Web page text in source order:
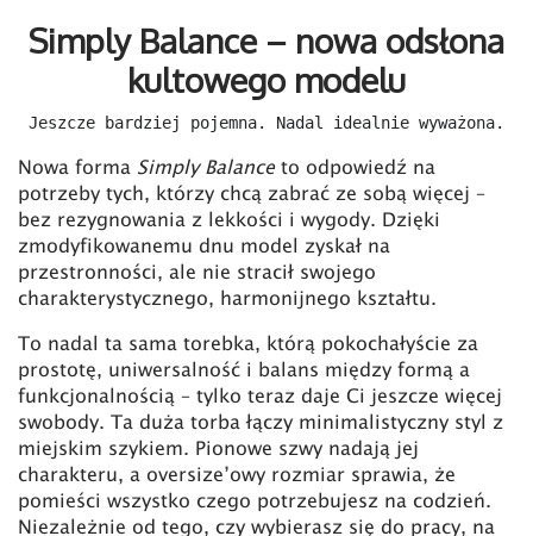
Simply Balance – nowa odsłona
kultowego modelu
Jeszcze bardziej pojemna. Nadal idealnie wyważona.
Nowa forma Simply Balance to odpowiedź na
potrzeby tych, którzy chcą zabrać ze sobą więcej –
bez rezygnowania z lekkości i wygody. Dzięki
zmodyfikowanemu dnu model zyskał na
przestronności, ale nie stracił swojego
charakterystycznego, harmonijnego kształtu.
To nadal ta sama torebka, którą pokochałyście za
prostotę, uniwersalność i balans między formą a
funkcjonalnością – tylko teraz daje Ci jeszcze więcej
swobody. Ta duża torba łączy minimalistyczny styl z
miejskim szykiem. Pionowe szwy nadają jej
charakteru, a oversize’owy rozmiar sprawia, że
pomieści wszystko czego potrzebujesz na codzień.
Niezależnie od tego, czy wybierasz się do pracy, na